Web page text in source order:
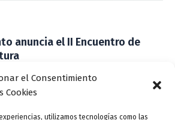
el Consentimiento
Cookies
utilizamos tecnologías como las
anuncia el II Encuentro de
Valladolid ha presentado el II